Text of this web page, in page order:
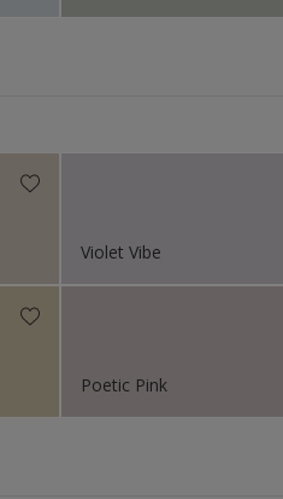
Violet Vibe
Poetic Pink